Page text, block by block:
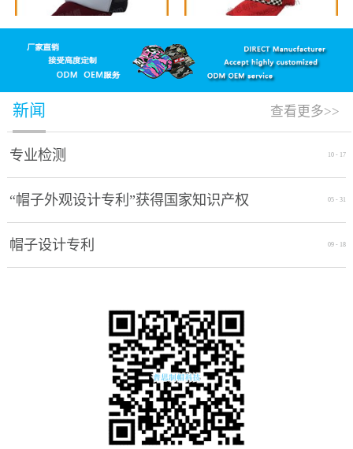
新闻
专业检测 10 - 17
“帽子外观设计专利”获得国家知识产权
局授权通过
05 - 31
帽子设计专利 09 - 18
查看更多>>